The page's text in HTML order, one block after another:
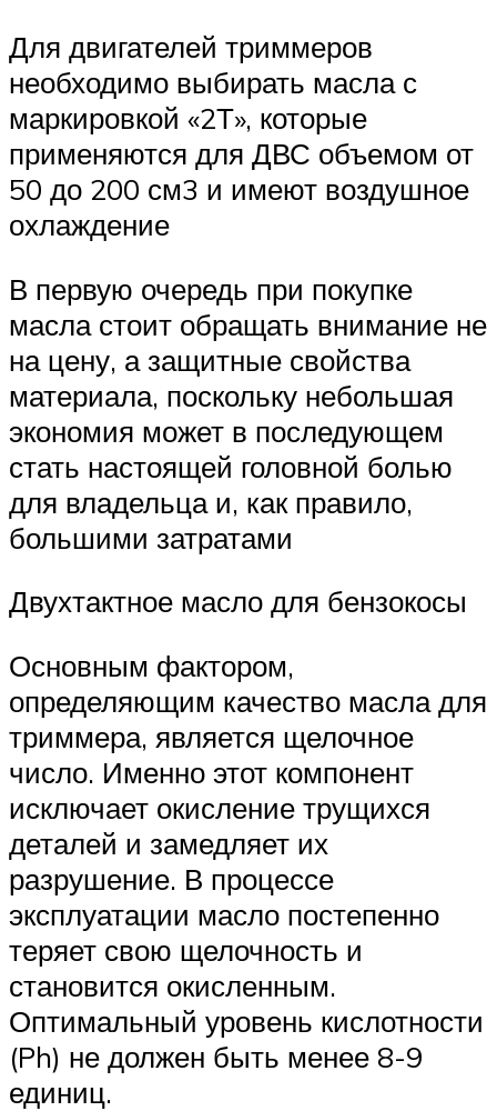
Для двигателей триммеров
необходимо выбирать масла с
маркировкой «2Т», которые
применяются для ДВС объемом от
50 до 200 см3 и имеют воздушное
охлаждение
В первую очередь при покупке
масла стоит обращать внимание не
на цену, а защитные свойства
материала, поскольку небольшая
экономия может в последующем
стать настоящей головной болью
для владельца и, как правило,
большими затратами
Двухтактное масло для бензокосы
Основным фактором,
определяющим качество масла для
триммера, является щелочное
число. Именно этот компонент
исключает окисление трущихся
деталей и замедляет их
разрушение. В процессе
эксплуатации масло постепенно
теряет свою щелочность и
становится окисленным.
Оптимальный уровень кислотности
(Ph) не должен быть менее 8-9
единиц.